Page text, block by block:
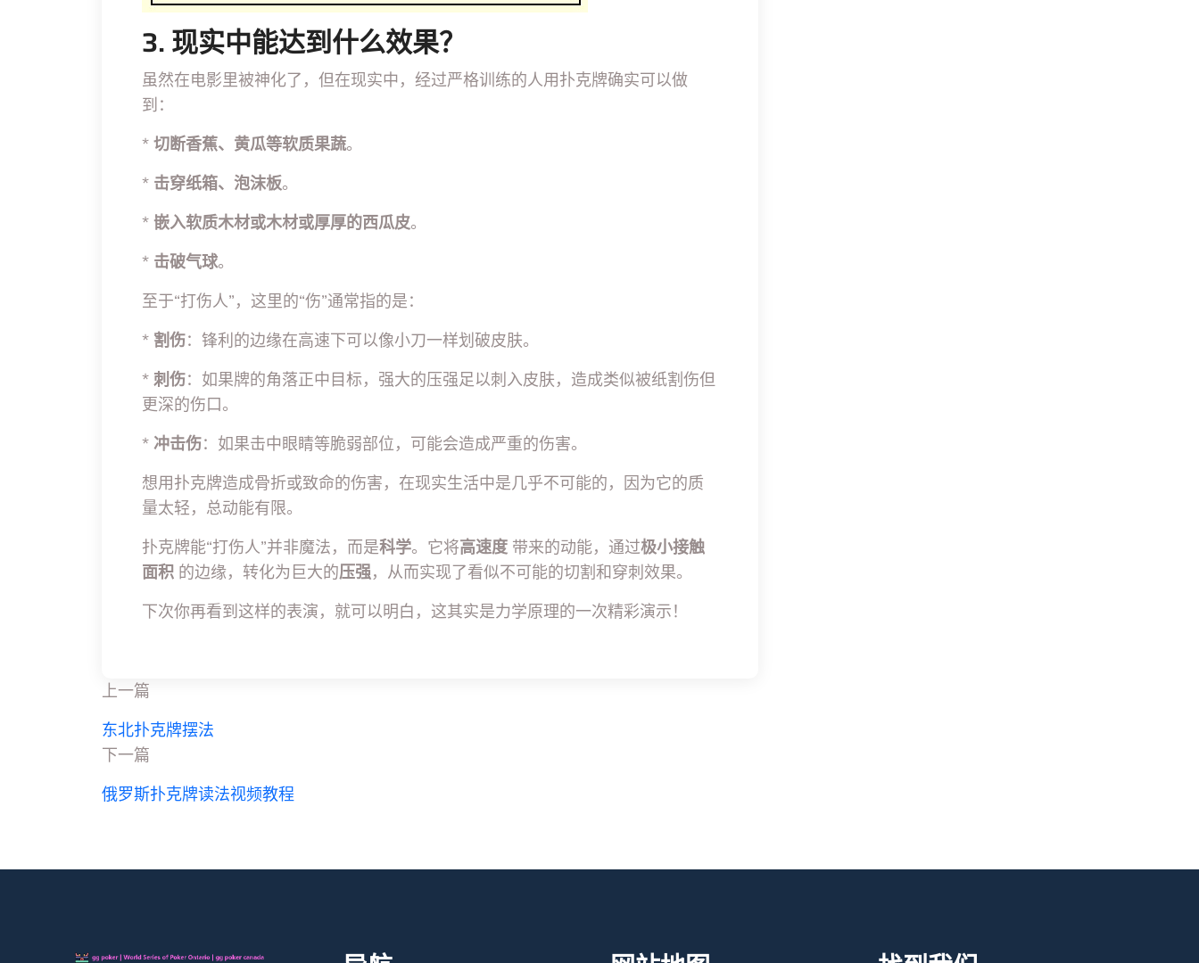
3. 现实中能达到什么效果？
虽然在电影里被神化了，但在现实中，经过严格训练的人用扑克牌确实可以做
到：
* 切断香蕉、黄瓜等软质果蔬。
* 击穿纸箱、泡沫板。
* 嵌入软质木材或木材或厚厚的西瓜皮。
* 击破气球。
至于“打伤人”，这里的“伤”通常指的是：
* 割伤：锋利的边缘在高速下可以像小刀一样划破皮肤。
* 刺伤：如果牌的角落正中目标，强大的压强足以刺入皮肤，造成类似被纸割伤但
更深的伤口。
* 冲击伤：如果击中眼睛等脆弱部位，可能会造成严重的伤害。
想用扑克牌造成骨折或致命的伤害，在现实生活中是几乎不可能的，因为它的质
量太轻，总动能有限。
扑克牌能“打伤人”并非魔法，而是科学。它将高速度 带来的动能，通过极小接触
面积 的边缘，转化为巨大的压强，从而实现了看似不可能的切割和穿刺效果。
下次你再看到这样的表演，就可以明白，这其实是力学原理的一次精彩演示！
上一篇
东北扑克牌摆法
下一篇
俄罗斯扑克牌读法视频教程